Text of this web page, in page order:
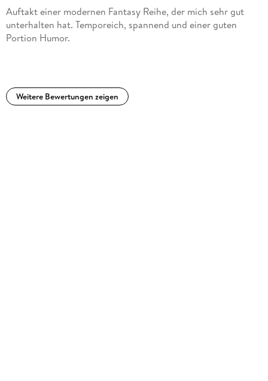
Geschichte konnte mich die Autorin mit ihrem Stil
begeistern. Sie hat eine leicht lockere Art mit einem
träumerischen Touch. Außerdem spart Daniela nicht an
es Dialoge zwischen den Stimmen und Lilia gab, aber
gleichzeitig versuchte Lilia mit sich selbst zu diskutieren,
Auftakt einer modernen Fantasy Reihe, der mich sehr gut
unterhalten hat. Temporeich, spannend und einer guten
Portion Humor.
Weitere Bewertungen zeigen